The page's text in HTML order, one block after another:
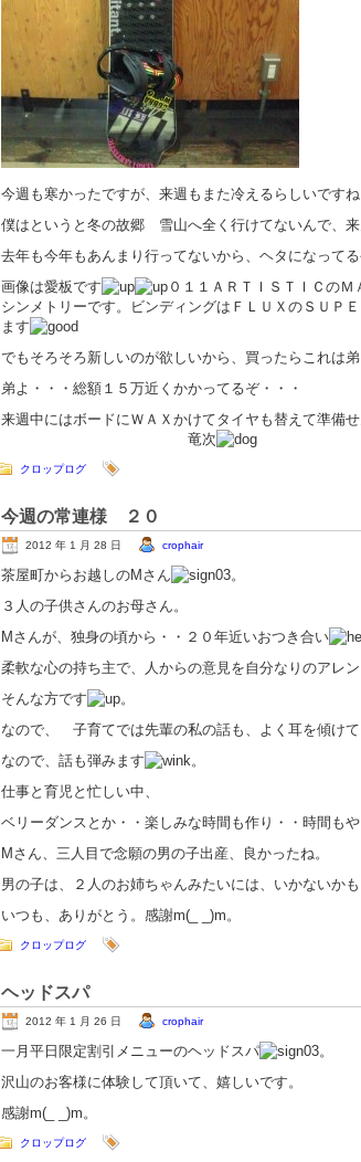
今週も寒かったですが、来週もまた冷えるらしいですね
僕はというと冬の故郷 雪山へ全く行けてないんで、
去年も今年もあんまり行ってないから、ヘタになって
画像は愛板です
０１１ＡＲＴＩＳＴＩＣの
シンメトリーです。ビンディングはＦＬＵＸのＳＵＰ
ます
でもそろそろ新しいのが欲しいから、買ったらこれは
弟よ・・・総額１５万近くかかってるぞ・・・
来週中にはボードにＷＡＸかけてタイヤも替えて準備
竜次
クロップログ
今週の常連様 ２０
2012 年 1 月 28 日 crophair
茶屋町からお越しのMさん
。
３人の子供さんのお母さん。
Mさんが、独身の頃から・・２０年近いおつき合い
柔軟な心の持ち主で、人からの意見を自分なりのアレ
そんな方です
。
なので、 子育てでは先輩の私の話も、よく耳を傾けて
なので、話も弾みます
。
仕事と育児と忙しい中、
ベリーダンスとか・・楽しみな時間も作り・・時間も
Mさん、三人目で念願の男の子出産、良かったね。
男の子は、２人のお姉ちゃんみたいには、いかないかも
いつも、ありがとう。感謝m(_ _)m。
クロップログ
ヘッドスパ
2012 年 1 月 26 日 crophair
一月平日限定割引メニューのヘッドスパ
。
沢山のお客様に体験して頂いて、嬉しいです。
感謝m(_ _)m。
クロップログ